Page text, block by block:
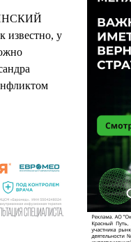
известно, у